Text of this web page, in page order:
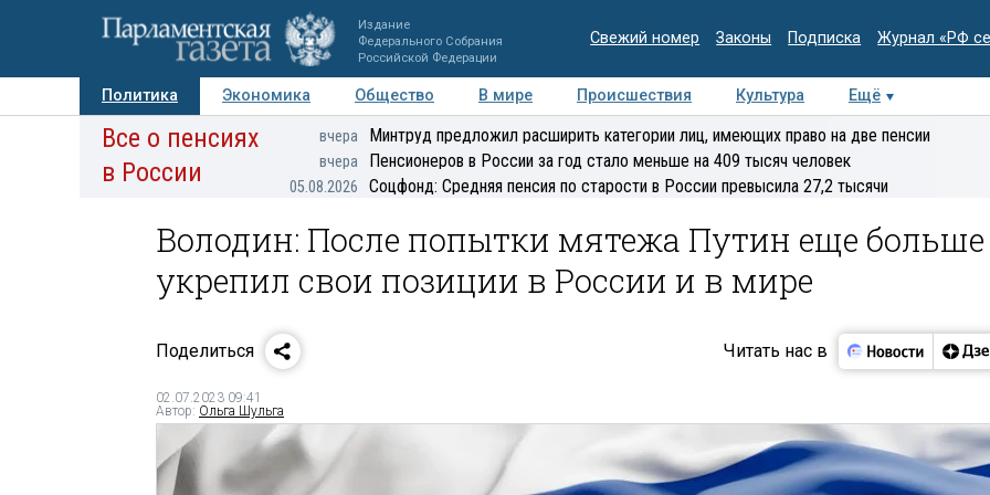
Издание
Федерального Собрания
Российской Федерации
Свежий номер Законы Подписка Журнал «РФ
Политика Экономика Общество В мире Происшествия Культура
Ещё
Авторы Персоны Мнения Регионы Медиацентр Интервью Колумнисты
Все о пенсиях
в России
вчера Минтруд предложил расширить категории лиц, имеющих право на две пенсии
вчера Пенсионеров в России за год стало меньше на 409 тысяч человек
05.08.2026 Соцфонд: Средняя пенсия по старости в России превысила 27,2 тысячи
Володин: После попытки мятежа Путин еще больше
укрепил свои позиции в России и в мире
Поделиться Читать нас в
02.07.2023 09:41
Автор: Ольга Шульга